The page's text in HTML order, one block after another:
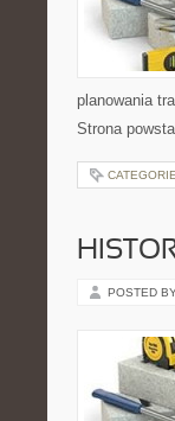
planowania
Strona
POSTED